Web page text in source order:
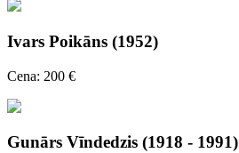
Ivars Poikāns (1952)
Cena: 200 €
Gunārs Vīndedzis (1918 - 1991)